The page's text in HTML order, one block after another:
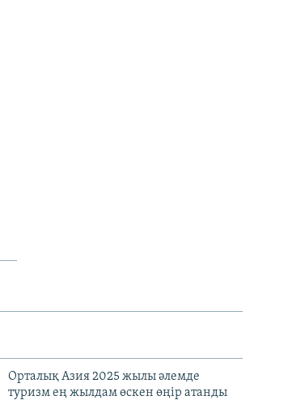
Орталық Азия 2025 жылы әлемде
туризм ең жылдам өскен өңір атанды